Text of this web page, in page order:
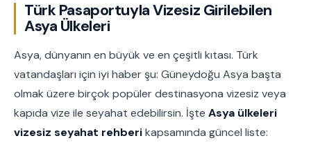
Türk Pasaportuyla Vizesiz Girilebilen
Asya Ülkeleri
Asya, dünyanın en büyük ve en çeşitli kıtası. Türk
vatandaşları için iyi haber şu: Güneydoğu Asya başta
olmak üzere birçok popüler destinasyona vizesiz veya
kapıda vize ile seyahat edebilirsin. İşte Asya ülkeleri
vizesiz seyahat rehberikapsamında güncel liste: